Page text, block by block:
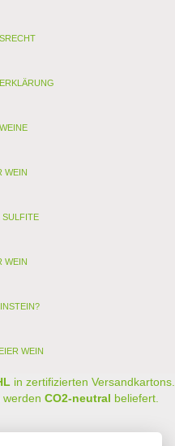
WEIN
SULFITE
WEIN
WEIN
in zertifizierten Versandkartons.
werden CO2-neutral beliefert.